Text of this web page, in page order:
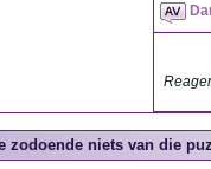
zodoende niets van die